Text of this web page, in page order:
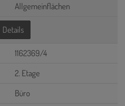
Allgemeinflächen
Details
1162369/4
2. Etage
Büro